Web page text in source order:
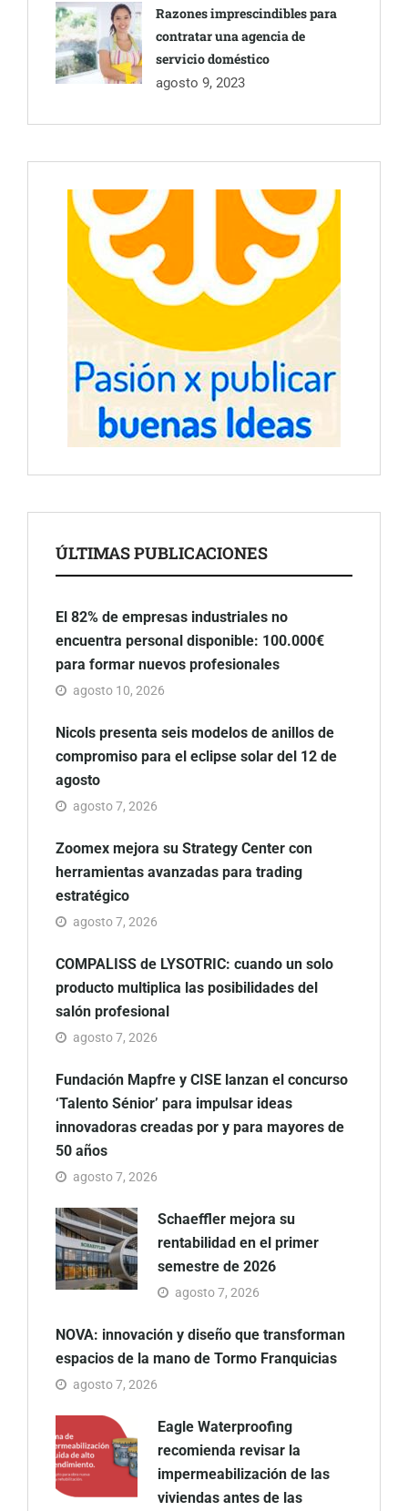
Razones imprescindibles para
contratar una agencia de
servicio doméstico
agosto 9, 2023
ÚLTIMAS PUBLICACIONES
El 82% de empresas industriales no
encuentra personal disponible: 100.000€
para formar nuevos profesionales
agosto 10, 2026
Nicols presenta seis modelos de anillos de
compromiso para el eclipse solar del 12 de
agosto
agosto 7, 2026
Zoomex mejora su Strategy Center con
herramientas avanzadas para trading
estratégico
agosto 7, 2026
COMPALISS de LYSOTRIC: cuando un solo
producto multiplica las posibilidades del
salón profesional
agosto 7, 2026
Fundación Mapfre y CISE lanzan el concurso
‘Talento Sénior’ para impulsar ideas
innovadoras creadas por y para mayores de
50 años
agosto 7, 2026
Schaeffler mejora su
rentabilidad en el primer
semestre de 2026
agosto 7, 2026
NOVA: innovación y diseño que transforman
espacios de la mano de Tormo Franquicias
agosto 7, 2026
Eagle Waterproofing
recomienda revisar la
impermeabilización de las
viviendas antes de las